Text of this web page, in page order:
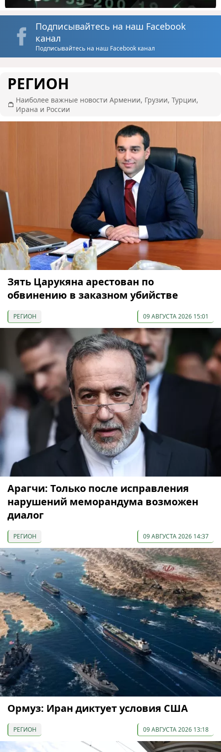
Подписывайтесь на наш Facebook
канал
Подписывайтесь на наш Facebook канал
РЕГИОН
Наиболее важные новости Армении, Грузии, Турции,
Ирана и России
Зять Царукяна арестован по
обвинению в заказном убийстве
РЕГИОН 09 АВГУСТА 2026 15:01
Арагчи: Только после исправления
нарушений меморандума возможен
диалог
РЕГИОН 09 АВГУСТА 2026 14:37
Ормуз: Иран диктует условия США
РЕГИОН 09 АВГУСТА 2026 13:18